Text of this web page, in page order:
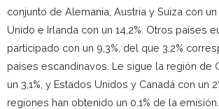
conjunto de Alemania, Austria y Suiza con un
Unido e Irlanda con un 14,2%. Otros países
participado con un 9,3%, del que 3,2%
países escandinavos. Le sigue la región de
un 3,1%, y Estados Unidos y Canadá con un
regiones han obtenido un 0,1% de la emisión.